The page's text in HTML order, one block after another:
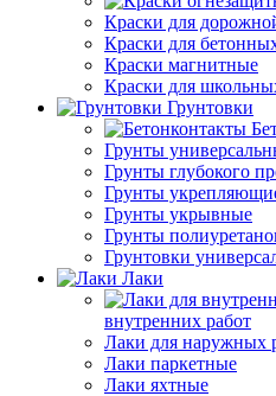
Краски для
Краски для
Краски магнитные
Краски для
Грунтовки
Грунты
Грунты глубокого
Грунты
Грунты укрывные
Грунты
Грунтовки
Лаки
внутренних работ
Лаки для наружных
Лаки паркетные
Лаки яхтные